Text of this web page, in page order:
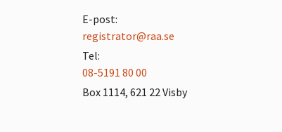
E-post:
registrator@raa.se
Tel:
08-5191 80 00
Box 1114, 621 22 Visby